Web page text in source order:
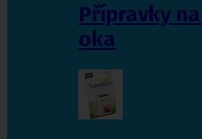
Přípravky
oka